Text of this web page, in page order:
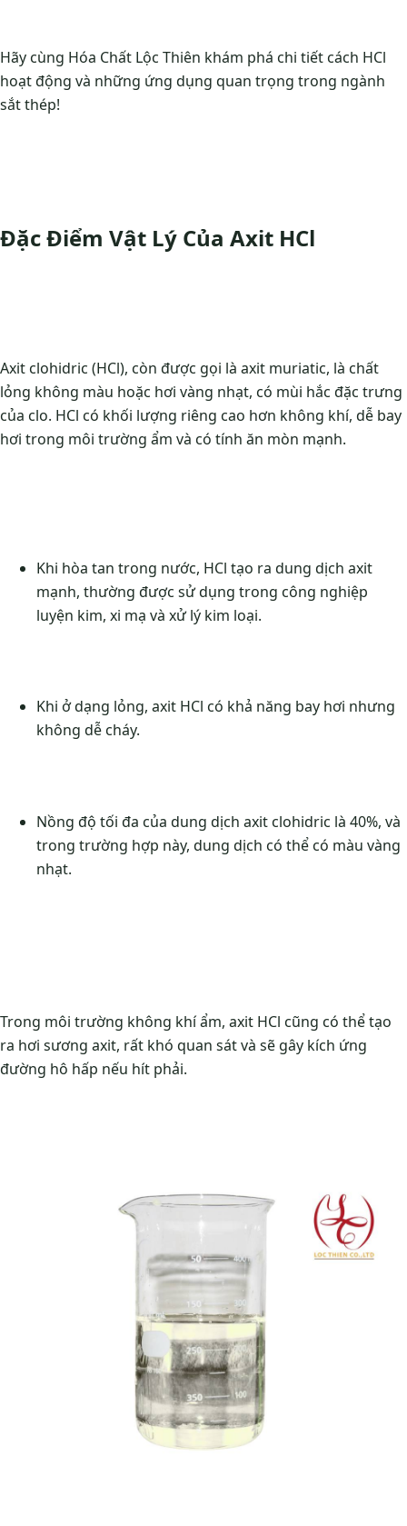
Hãy cùng Hóa Chất Lộc Thiên khám phá chi tiết cách HCl
hoạt động và những ứng dụng quan trọng trong ngành
sắt thép!
Đặc Điểm Vật Lý Của Axit HCl
Axit clohidric (HCl), còn được gọi là axit muriatic, là chất
lỏng không màu hoặc hơi vàng nhạt, có mùi hắc đặc trưng
của clo. HCl có khối lượng riêng cao hơn không khí, dễ bay
hơi trong môi trường ẩm và có tính ăn mòn mạnh.
Khi hòa tan trong nước, HCl tạo ra dung dịch axit
mạnh, thường được sử dụng trong công nghiệp
luyện kim, xi mạ và xử lý kim loại.
Khi ở dạng lỏng, axit HCl có khả năng bay hơi nhưng
không dễ cháy.
Nồng độ tối đa của dung dịch axit clohidric là 40%, và
trong trường hợp này, dung dịch có thể có màu vàng
nhạt.
Trong môi trường không khí ẩm, axit HCl cũng có thể tạo
ra hơi sương axit, rất khó quan sát và sẽ gây kích ứng
đường hô hấp nếu hít phải.